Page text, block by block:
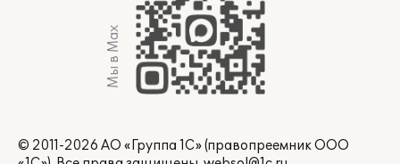
Мы в Max
© 2011-2026 АО «Группа 1С» (правопреемник ООО